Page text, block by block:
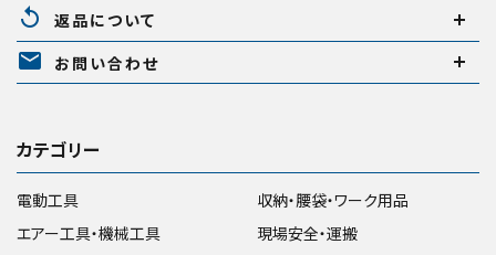
リセット この内容で検索
replay 返品について
mail お問い合わせ
カテゴリー
電動工具
エアー工具・機械工具
収納・腰袋・ワーク用品
現場安全・運搬